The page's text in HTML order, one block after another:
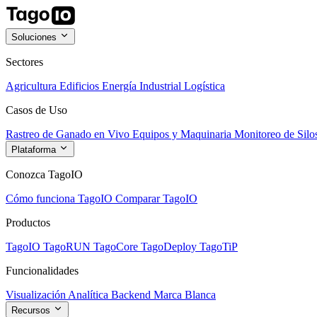
Soluciones
Sectores
Agricultura Edificios Energía Industrial Logística
Casos de Uso
Rastreo de Ganado en Vivo Equipos y Maquinaria Monitoreo de
Plataforma
Conozca TagoIO
Cómo funciona TagoIO Comparar TagoIO
Productos
TagoIO TagoRUN TagoCore TagoDeploy TagoTiP
Funcionalidades
Visualización Analítica Backend Marca Blanca
Recursos